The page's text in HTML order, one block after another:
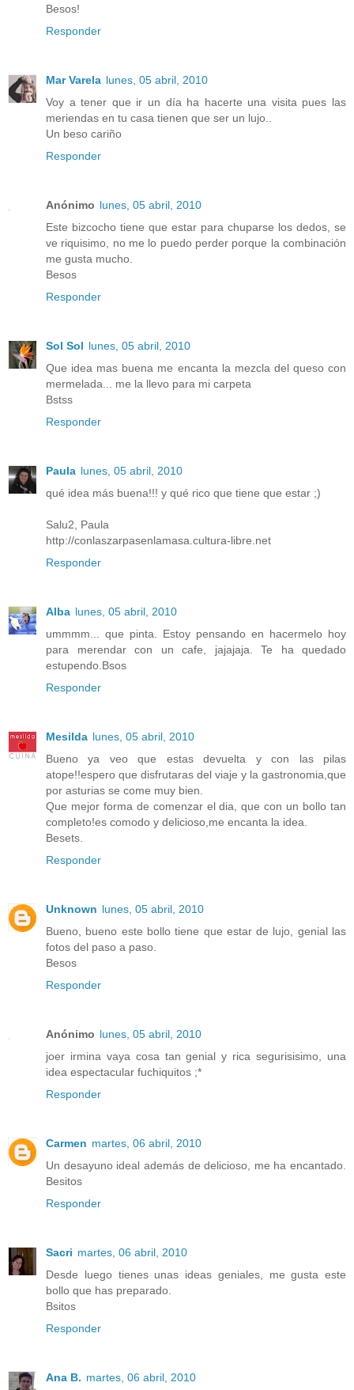
Besos!
Responder
Mar Varela lunes, 05 abril, 2010
Voy a tener que ir un día ha hacerte una visita pues las
meriendas en tu casa tienen que ser un lujo..
Un beso cariño
Responder
Anónimo lunes, 05 abril, 2010
Este bizcocho tiene que estar para chuparse los dedos, se
ve riquisimo, no me lo puedo perder porque la combinación
me gusta mucho.
Besos
Responder
Sol Sol lunes, 05 abril, 2010
Que idea mas buena me encanta la mezcla del queso con
mermelada... me la llevo para mi carpeta
Bstss
Responder
Paula lunes, 05 abril, 2010
qué idea más buena!!! y qué rico que tiene que estar ;)
Salu2, Paula
http://conlaszarpasenlamasa.cultura-libre.net
Responder
Alba lunes, 05 abril, 2010
ummmm... que pinta. Estoy pensando en hacermelo hoy
para merendar con un cafe, jajajaja. Te ha quedado
estupendo.Bsos
Responder
Mesilda lunes, 05 abril, 2010
Bueno ya veo que estas devuelta y con las pilas
atope!!espero que disfrutaras del viaje y la gastronomia,que
por asturias se come muy bien.
Que mejor forma de comenzar el dia, que con un bollo tan
completo!es comodo y delicioso,me encanta la idea.
Besets.
Responder
Unknown lunes, 05 abril, 2010
Bueno, bueno este bollo tiene que estar de lujo, genial las
fotos del paso a paso.
Besos
Responder
Anónimo lunes, 05 abril, 2010
joer irmina vaya cosa tan genial y rica segurisisimo, una
idea espectacular fuchiquitos ;*
Responder
Carmen martes, 06 abril, 2010
Un desayuno ideal además de delicioso, me ha encantado.
Besitos
Responder
Sacri martes, 06 abril, 2010
Desde luego tienes unas ideas geniales, me gusta este
bollo que has preparado.
Bsitos
Responder
Ana B. martes, 06 abril, 2010